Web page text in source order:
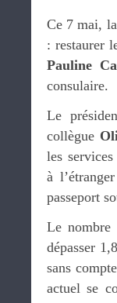
Ce 7 mai,
: restaurer
Pauline
consulaire.
Le
collègue
les
à
passeport
Le nombre
dépasser
sans
actuel se